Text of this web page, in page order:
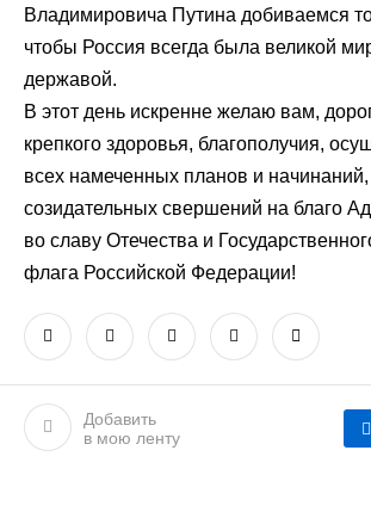
Владимировича Путина добиваемся
чтобы Россия всегда была великой
державой.
В этот день искренне желаю вам,
крепкого здоровья, благополучия,
всех намеченных планов и
созидательных свершений на благо
во славу Отечества и
флага Российской Федерации!
Добавить
в мою ленту